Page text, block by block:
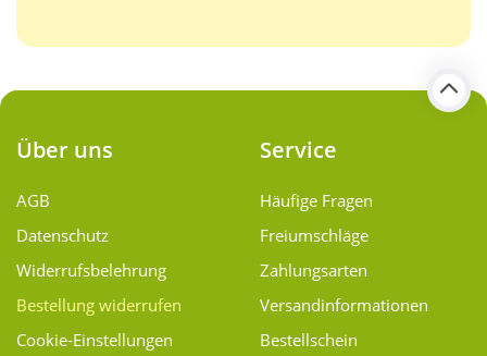
Über uns
AGB
Datenschutz
Widerrufsbelehrung
Bestellung widerrufen
Cookie-Einstellungen
Service
Häufige Fragen
Freiumschläge
Zahlungsarten
Versand­informationen
Bestellschein